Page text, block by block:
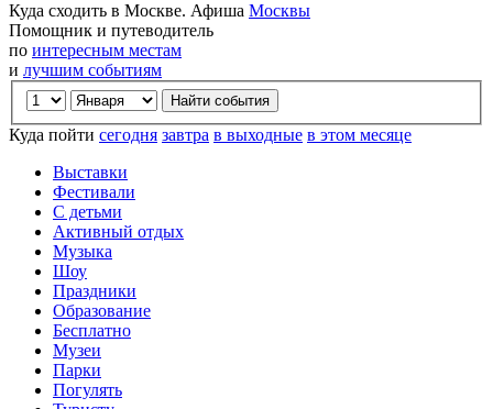
Куда сходить в Москве. Афиша Москвы
Помощник и путеводитель
по интересным местам
и лучшим событиям
Куда пойти сегодня завтра в выходные в этом месяце
Выставки
Фестивали
С детьми
Активный отдых
Музыка
Шоу
Праздники
Образование
Бесплатно
Музеи
Парки
Погулять